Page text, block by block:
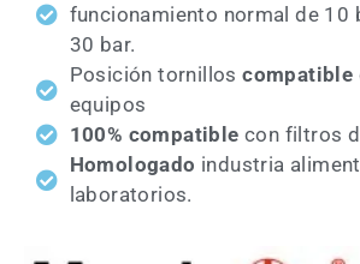
funcionamiento normal de 10
30 bar.
Posicióntornilloscompatible
equipos
100% compatible con filtros
Homologado industria
laboratorios.